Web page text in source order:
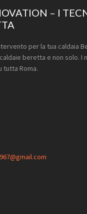
– I
per la tua caldaia
beretta e non solo. I
tutta Roma.